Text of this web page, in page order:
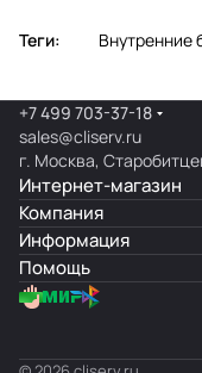
Теги: Внутренние
+7 499 703-37-18
sales@cliserv.ru
г. Москва,
Интернет-магазин
Компания
Информация
Помощь